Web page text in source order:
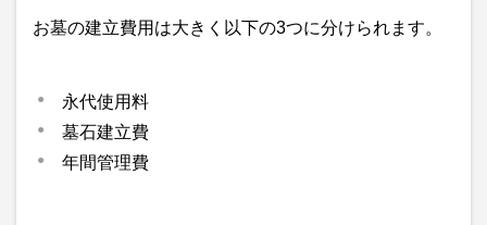
お墓の建立費用は大きく以下の3つに分けられます。
永代使用料
墓石建立費
年間管理費